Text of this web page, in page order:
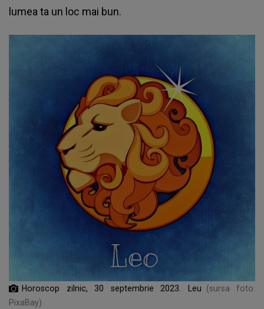
lumea ta un loc mai bun.
Horoscop zilnic, 30 septembrie 2023. Leu
(sursa foto:
PixaBay)